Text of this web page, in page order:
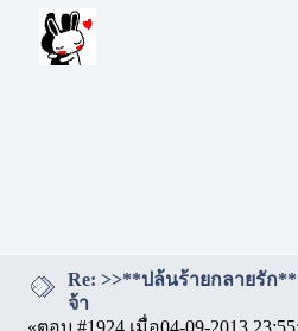
Re: >>**ปล้นร้ายกลายรัก
จ้า
«ตอบ #1924 เมื่อ04-09-2013